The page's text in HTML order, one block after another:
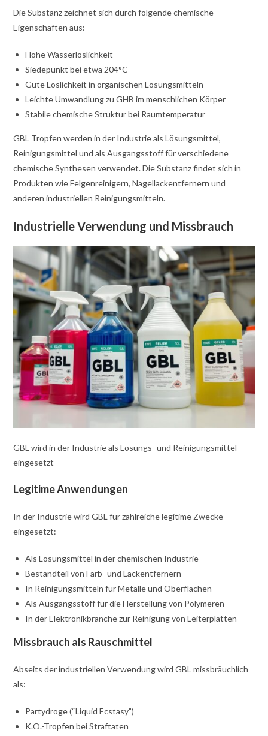
Die Substanz zeichnet sich durch folgende chemische
Eigenschaften aus:
Hohe Wasserlöslichkeit
Siedepunkt bei etwa 204°C
Gute Löslichkeit in organischen Lösungsmitteln
Leichte Umwandlung zu GHB im menschlichen Körper
Stabile chemische Struktur bei Raumtemperatur
GBL Tropfen werden in der Industrie als Lösungsmittel,
Reinigungsmittel und als Ausgangsstoff für verschiedene
chemische Synthesen verwendet. Die Substanz findet sich in
Produkten wie Felgenreinigern, Nagellackentfernern und
anderen industriellen Reinigungsmitteln.
Industrielle Verwendung und Missbrauch
GBL wird in der Industrie als Lösungs- und Reinigungsmittel
eingesetzt
Legitime Anwendungen
In der Industrie wird GBL für zahlreiche legitime Zwecke
eingesetzt:
Als Lösungsmittel in der chemischen Industrie
Bestandteil von Farb- und Lackentfernern
In Reinigungsmitteln für Metalle und Oberflächen
Als Ausgangsstoff für die Herstellung von Polymeren
In der Elektronikbranche zur Reinigung von Leiterplatten
Missbrauch als Rauschmittel
Abseits der industriellen Verwendung wird GBL missbräuchlich
als:
Partydroge (“Liquid Ecstasy”)
K.O.-Tropfen bei Straftaten